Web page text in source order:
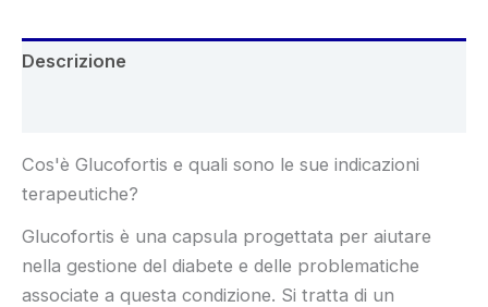
Descrizione
Cos'è Glucofortis e quali sono le sue indicazioni
terapeutiche?
Glucofortis è una capsula progettata per aiutare
nella gestione del diabete e delle problematiche
associate a questa condizione. Si tratta di un